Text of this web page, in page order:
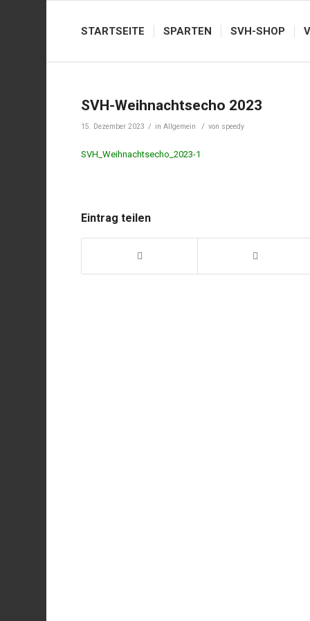
STARTSEITE SPARTEN SVH-SHOP
SVH-Weihnachtsecho 2023
15. Dezember 2023 / inAllgemein / von speedy
SVH_Weihnachtsecho_2023-1
Eintrag teilen